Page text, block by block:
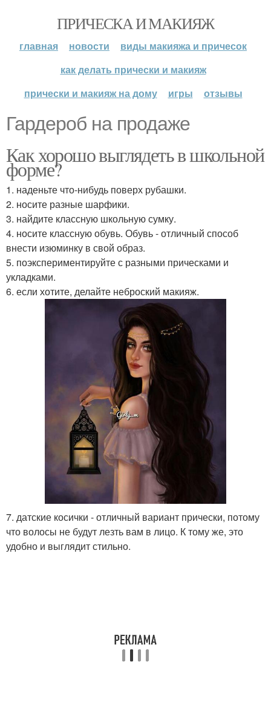
ПРИЧЕСКА И МАКИЯЖ
главная новости
виды макияжа и причесок
как делать прически и макияж
прически и макияж на дому
игры отзывы
Гардероб на продаже
Как хорошо выглядеть в школьной
форме?
1. наденьте что-нибудь поверх рубашки.
2. носите разные шарфики.
3. найдите классную школьную сумку.
4. носите классную обувь. Обувь - отличный способ
внести изюминку в свой образ.
5. поэкспериментируйте с разными прическами и
укладками.
6. если хотите, делайте неброский макияж.
7. датские косички - отличный вариант прически, потому
что волосы не будут лезть вам в лицо. К тому же, это
удобно и выглядит стильно.